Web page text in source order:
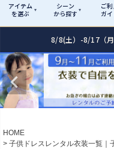
アイテム
を選ぶ
▾
シーン
から探す ▾
ご
ガ
Shop by Category
カテゴリ詳細→
Rentalレンタル
Shop by Occasion
性別・
How It Works
Startはじめに
01
Visit Us8/8(土）-8/17（
HOME
子供ドレスレンタル衣装一覧｜